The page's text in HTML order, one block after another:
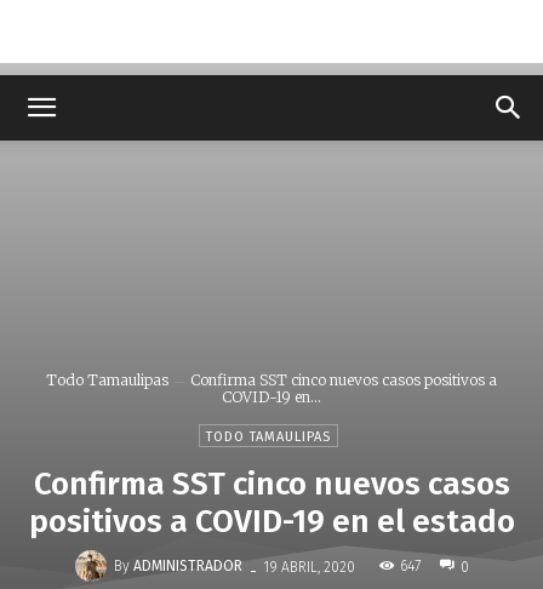
Todo Tamaulipas
Confirma SST cinco nuevos casos positivos a
COVID-19 en...
TODO TAMAULIPAS
Confirma SST cinco nuevos casos
positivos a COVID-19 en el estado
By ADMINISTRADOR - 19 ABRIL, 2020 647 0